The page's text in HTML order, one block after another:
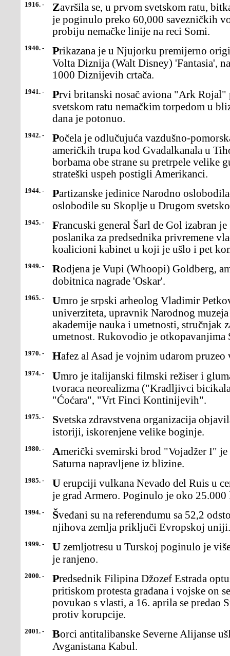
1916. - Završila se, u prvom svetskom ratu, bitka na Somi (Somme) u kojoj
je poginulo preko 60,000 savezničkih
probiju nemačke linije na reci Somi.
1940. - Prikazana je u Njujorku premijerno originalna verzija crtanog filma
Volta Diznija (Walt Disney) 'Fantasia',
1000 Diznijevih crtača.
1941. - Prvi britanski nosač aviona "Ark Rojal" pogođen je u Drugom
svetskom ratu nemačkim torpedom u
dana je potonuo.
1942. - Počela je odlučujuća vazdušno-pomorska bitka između japanskih i
američkih trupa kod Gvadalkanala u
borbama obe strane su pretrpele velike
strateški uspeh postigli Amerikanci.
1944. - Partizanske jedinice Narodno oslobodilačke vojske Jugoslavije
oslobodile su Skoplje u Drugom
1945. - Francuski general Šarl de Gol izabran je glasovima svih 555
poslanika za predsednika privremene
koalicioni kabinet u koji je ušlo i pet
1949. - Rodjena je Vupi (Whoopi) Goldberg, američka filmska glumica i
dobitnica nagrade 'Oskar'.
1965. - Umro je srpski arheolog Vladimir Petković, profesor Beogradskog
univerziteta, upravnik Narodnog
akademije nauka i umetnosti, stručnjak
umetnost. Rukovodio je otkopavanjima
1970. - Hafez al Asad je vojnim udarom
1974. - Umro je italijanski filmski režiser i glumac Vitorio de Sika, jedan od
tvoraca neorealizma ("Kradljivci
"Ćoćara", "Vrt Finci Kontinijevih".
1975. - Svetska zdravstvena organizacija objavila je da su u Aziji, prvi put u
istoriji, iskorenjene velike boginje.
1980. - Američki svemirski brod "Vojadžer I" je poslao prve snimke
Saturna napravljene iz blizine.
1985. - U erupciji vulkana Nevado del Ruis u centralnoj Kolumbiji razoren
je grad Armero. Poginulo je oko
1994. - Šveđani su na referendumu sa 52,2 odsto glasova odlučili da se
njihova zemlja priključi Evropskoj uniji.
1999. - U zemljotresu u Turskoj poginulo je više od 450 ljudi, a oko 2.500
je ranjeno.
2000. - Predsednik Filipina Džozef Estrada optužen je za korupciju. Pod
pritiskom protesta građana i vojske on
povukao s vlasti, a 16. aprila se predao
protiv korupcije.
2001. - Borci antitalibanske Severne Alijanse ušli su u glavni grad
Avganistana Kabul.